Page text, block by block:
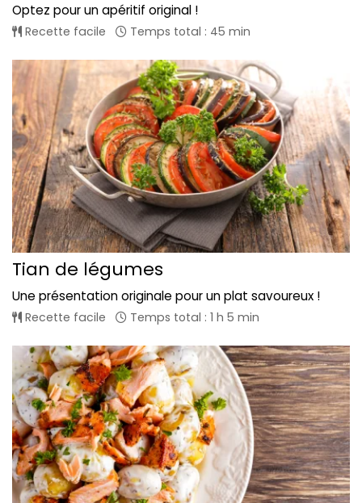
Optez pour un apéritif original !
Recette facile Temps total : 45 min
Tian de légumes
Une présentation originale pour un plat savoureux !
Recette facile Temps total : 1 h 5 min